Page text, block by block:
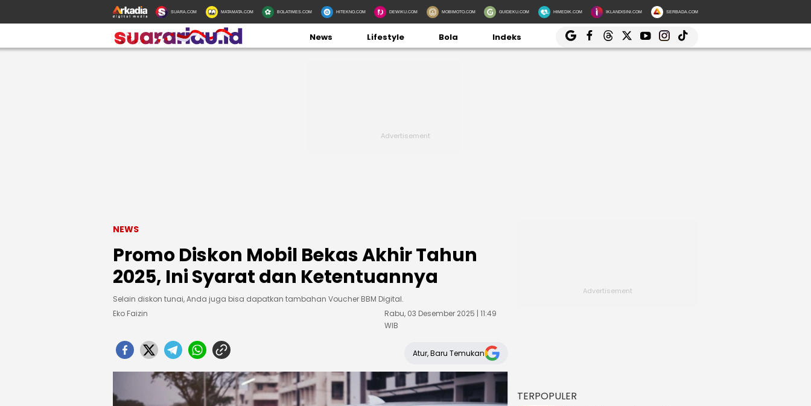
SUARA.COM MATAMATA.COM BOLATIMES.COM HITEKNO.COM DEWIKU.COM MOBIMOTO.COM GUIDEKU.COM HIMEDIK.COM IKLANDISINI.COM SERBADA.COM
News Lifestyle Bola Indeks
NEWS
Promo Diskon Mobil Bekas Akhir Tahun
2025, Ini Syarat dan Ketentuannya
Selain diskon tunai, Anda juga bisa dapatkan tambahan Voucher BBM Digital.
Eko Faizin
Rabu, 03 Desember 2025 | 11:49
WIB
Atur, Baru Temukan
TERPOPULER